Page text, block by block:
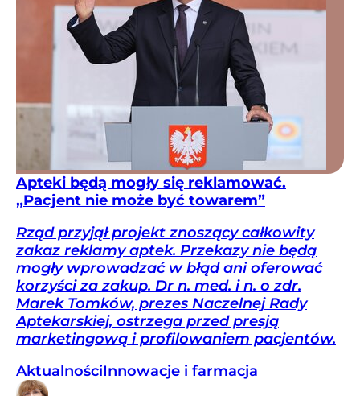
Apteki będą mogły się reklamować.
„Pacjent nie może być towarem”
Rząd przyjął projekt znoszący całkowity
zakaz reklamy aptek. Przekazy nie będą
mogły wprowadzać w błąd ani oferować
korzyści za zakup. Dr n. med. i n. o zdr.
Marek Tomków, prezes Naczelnej Rady
Aptekarskiej, ostrzega przed presją
marketingową i profilowaniem pacjentów.
AktualnościInnowacje i farmacja